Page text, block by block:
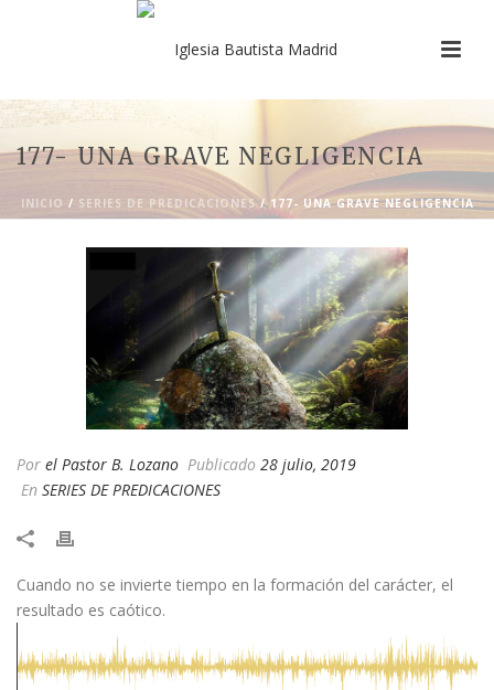
177- UNA GRAVE NEGLIGENCIA
INICIO / SERIES DE PREDICACIONES/ 177- UNA GRAVE NEGLIGENCIA
Por el Pastor B. Lozano Publicado 28 julio, 2019
En SERIES DE PREDICACIONES
Cuando no se invierte tiempo en la formación del carácter, el
resultado es caótico.